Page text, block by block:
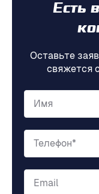
Есть
Оставьте
свяжется
Имя
Телефон*
Email